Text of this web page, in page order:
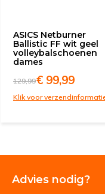
ASICS Netburner
Ballistic FF wit geel
volleybalschoenen
dames
129,99€ 99,99
Klik voor
Advies nodig?